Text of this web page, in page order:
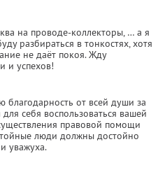
на проводе-коллекторы, … а я
разбираться в тонкостях, хотя
не даёт покоя. Жду
и успехов!
благодарность от всей души за
себя воспользоваться вашей
правовой помощи
люди должны достойно
уважуха.